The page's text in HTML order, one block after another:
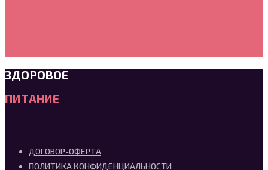
ЗДОРОВОЕ
ПИТАНИЕ
ДОГОВОР-ОФЕРТА
ПОЛИТИКА КОНФИДЕНЦИАЛЬНОСТИ